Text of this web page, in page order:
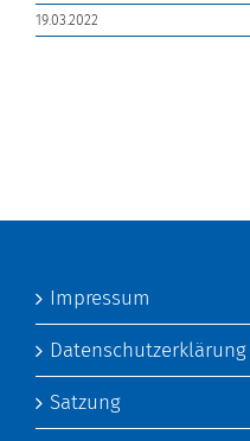
19.03.2022
Impressum
Datenschutzerklärung
Satzung